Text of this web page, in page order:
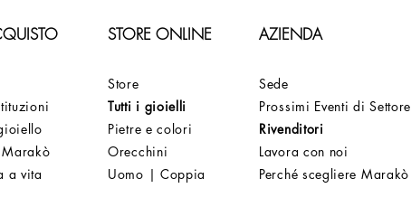
STORE ONLINE AZIENDA
a vita
Store
Tutti i gioielli
Pietre e colori
Orecchini
Uomo | Coppia
Sede
Prossimi Eventi di Settore
Rivenditori
Lavora con noi
Perché scegliere Marakò